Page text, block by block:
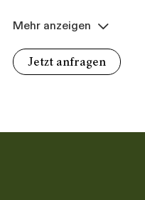
Mehr anzeigen
Jetzt anfragen